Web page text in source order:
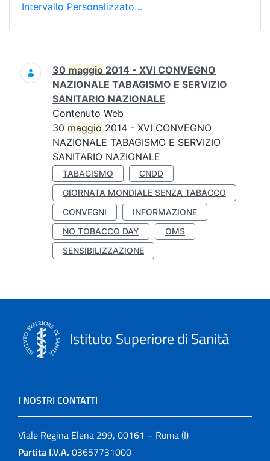
Intervallo Personalizzato…
Ricerca
30 maggio 2014 - XVI CONVEGNO
NAZIONALE TABAGISMO E SERVIZIO
SANITARIO NAZIONALE
Contenuto Web
30 maggio 2014 - XVI CONVEGNO
NAZIONALE TABAGISMO E SERVIZIO
SANITARIO NAZIONALE
TABAGISMO
CNDD
GIORNATA MONDIALE SENZA TABACCO
CONVEGNI
INFORMAZIONE
NO TOBACCO DAY
OMS
SENSIBILIZZAZIONE
Istituto Superiore di Sanità
I NOSTRI CONTATTI
Viale Regina Elena 299, 00161 – Roma (I)
Partita I.V.A. 03657731000